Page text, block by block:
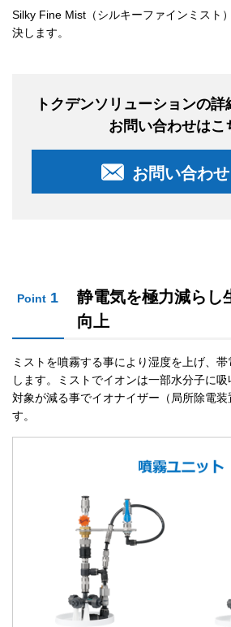
Silky Fine Mist（シルキーファインミスト
決します。
トクデンソリューションの
お問い合わせはこ
お問い合わせ
Point 1
静電気を極力減らし
向上
ミストを噴霧する事により湿度を上げ、
します。ミストでイオンは一部水分子に吸
対象が減る事でイオナイザー（局所除電装
す。